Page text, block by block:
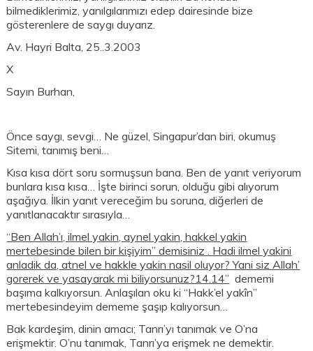
bilmediklerimiz, yanılgılarımızı edep dairesinde bize
gösterenlere de saygı duyarız.
Av. Hayri Balta, 25..3.2003
X
Sayın Burhan,
Önce saygı, sevgi… Ne güzel, Singapur’dan biri, okumuş
Sitemi, tanımış beni…
Kısa kısa dört soru sormuşsun bana. Ben de yanıt veriyorum
bunlara kısa kısa… İşte birinci sorun, olduğu gibi alıyorum
aşağıya. İlkin yanıt vereceğim bu soruna, diğerleri de
yanıtlanacaktır sırasıyla…
“Ben Allah’ı, ilmel yakin, aynel yakin, hakkel yakin
mertebesinde bilen bir kişiyim” demisiniz . Hadi ilmel yakini
anladik da, atnel ve hakkle yakin nasil oluyor? Yani siz Allah’
gorerek ve yasayarak mi biliyorsunuz?14.14” dememi
başıma kalkıyorsun. Anlaşılan oku ki “Hakk’el yakîn”
mertebesindeyim dememe şaşıp kalıyorsun…
Bak kardeşim, dinin amacı; Tanrı’yı tanımak ve O’na
erişmektir. O’nu tanımak, Tanrı’ya erişmek ne demektir.